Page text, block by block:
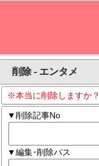
削除 - エンタメ
※本当に削除しますか？
▼削除記事No
▼編集･削除パス